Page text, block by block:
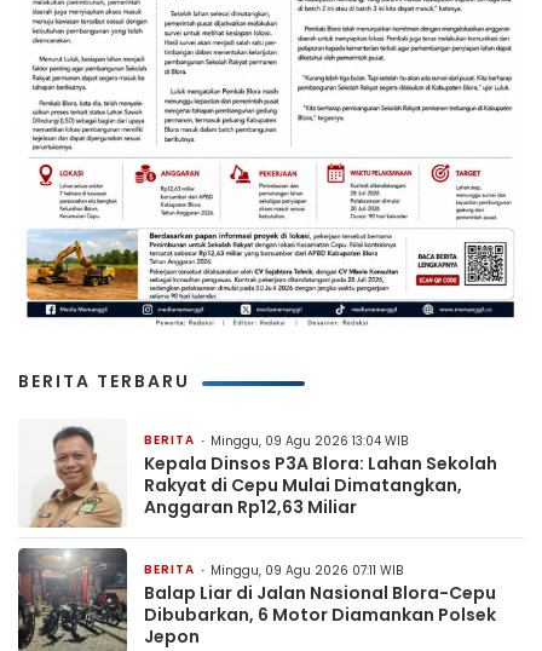
BERITA TERBARU
BERITA Minggu, 09 Agu 2026 13:04 WIB
Kepala Dinsos P3A Blora: Lahan Sekolah
Rakyat di Cepu Mulai Dimatangkan,
Anggaran Rp12,63 Miliar
BERITA Minggu, 09 Agu 2026 07:11 WIB
Balap Liar di Jalan Nasional Blora-Cepu
Dibubarkan, 6 Motor Diamankan Polsek
Jepon